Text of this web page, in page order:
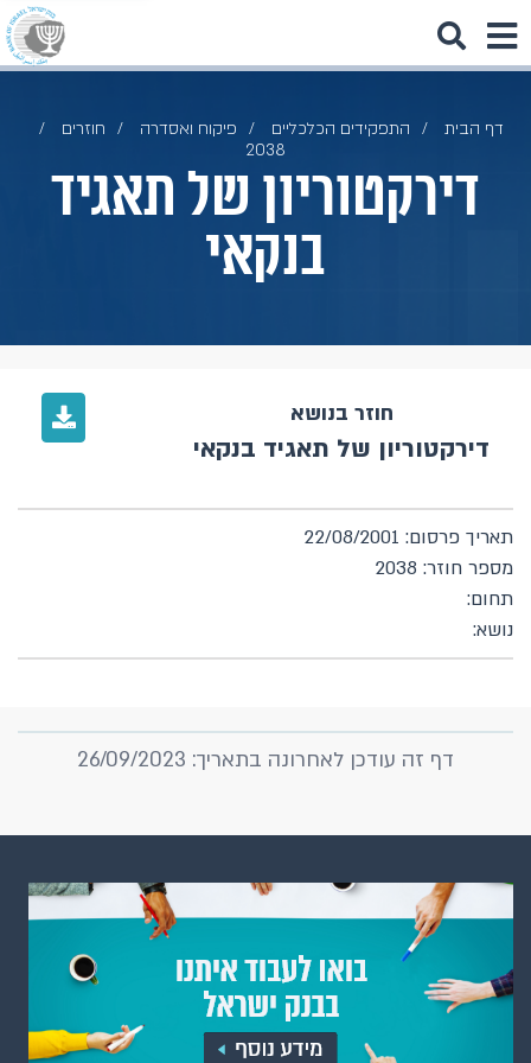
דף הבית התפקידים הכלכליים פיקוח ואסדרה
חוזרים
2038
דירקטוריון של תאגיד
בנקאי
חוזר בנושא
דירקטוריון של תאגיד בנקאי
תאריך פרסום: 22/08/2001
מספר חוזר: 2038
תחום:
נושא:
דף זה עודכן לאחרונה בתאריך: 26/09/2023